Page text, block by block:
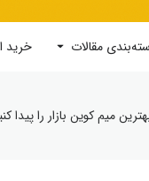
مقالات خرید
میم‌ کوین بازار را پیدا